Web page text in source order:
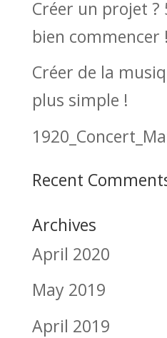
Créer un projet ?
bien commencer !
Créer de la
plus simple !
Recent
Archives
April 2020
May 2019
April 2019